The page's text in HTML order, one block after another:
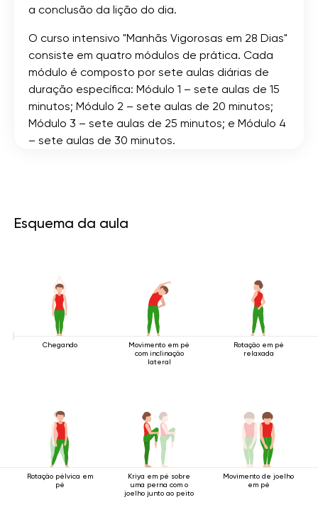
a conclusão da lição do dia.
O curso intensivo "Manhãs Vigorosas em 28 Dias"
consiste em quatro módulos de prática. Cada
módulo é composto por sete aulas diárias de
duração específica: Módulo 1 – sete aulas de 15
minutos; Módulo 2 – sete aulas de 20 minutos;
Módulo 3 – sete aulas de 25 minutos; e Módulo 4
– sete aulas de 30 minutos.
Esquema da aula
Chegando
Movimento em pé
com inclinação
lateral
Rotação em pé
relaxada
Rotação pélvica em
pé
Kriya em pé sobre
uma perna com o
joelho junto ao peito
Movimento de joelho
em pé